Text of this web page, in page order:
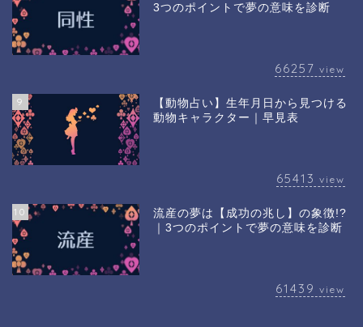
3つのポイントで夢の意味を診断
66257 view
9
【動物占い】生年月日から見つける
動物キャラクター｜早見表
65413 view
10
流産の夢は【成功の兆し】の象徴!?
｜3つのポイントで夢の意味を診断
61439 view